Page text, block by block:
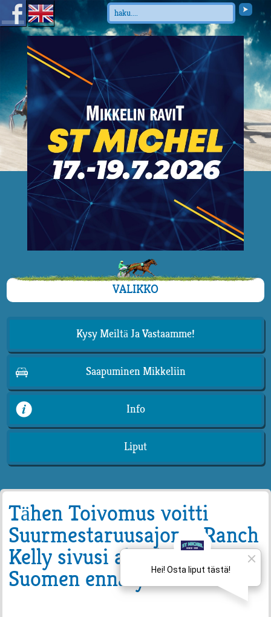
VALIKKO
Kysy Meiltä Ja Vastaamme!
Saapuminen Mikkeliin
Info
Liput
Tähen Toivomus voitti
Suurmestaruusajon – Ranch
Kelly sivusi absoluuttista
Suomen ennätystä